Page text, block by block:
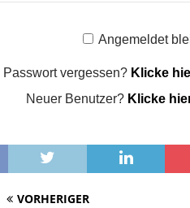
Angemeldet
Passwort vergessen? Klicke
Neuer Benutzer? Klicke
VORHERIGER